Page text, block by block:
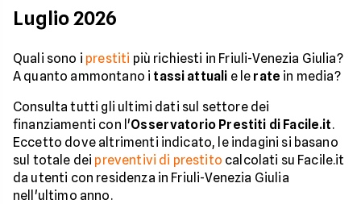
Luglio 2026
Quali sono i prestiti più richiesti in Friuli-Venezia Giulia?
A quanto ammontano i tassi attuali e le rate in media?
Consulta tutti gli ultimi dati sul settore dei
finanziamenti con l'Osservatorio Prestiti di Facile.it.
Eccetto dove altrimenti indicato, le indagini si basano
sul totale dei preventivi di prestito calcolati su Facile.it
da utenti con residenza in Friuli-Venezia Giulia
nell'ultimo anno.